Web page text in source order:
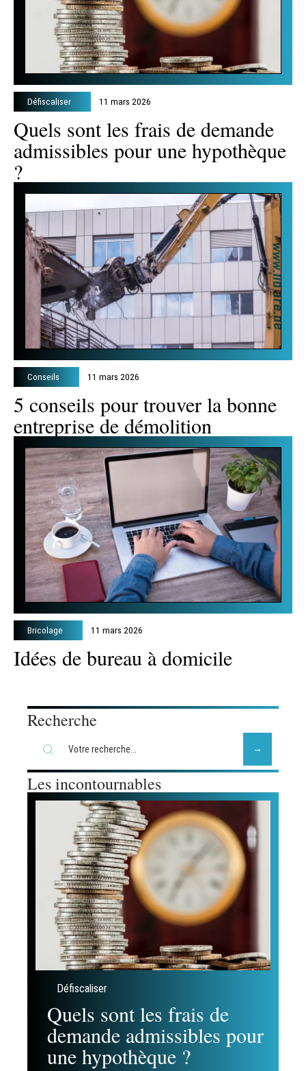
Défiscaliser 11 mars 2026
Quels sont les frais de demande
admissibles pour une hypothèque
?
Conseils 11 mars 2026
5 conseils pour trouver la bonne
entreprise de démolition
Bricolage 11 mars 2026
Idées de bureau à domicile
Recherche
Les incontournables
Défiscaliser
Quels sont les frais de
demande admissibles pour
une hypothèque ?